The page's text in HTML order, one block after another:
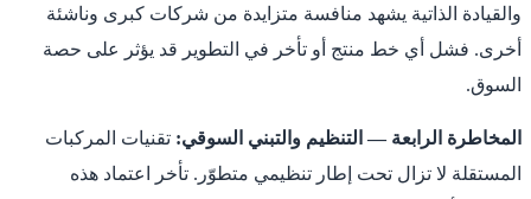
والقيادة الذاتية يشهد منافسة متزايدة من شركات كبرى وناشئة
أخرى. فشل أي خط منتج أو تأخر في التطوير قد يؤثر على حصة
السوق.
المخاطرة الرابعة — التنظيم والتبني السوقي: تقنيات المركبات
المستقلة لا تزال تحت إطار تنظيمي متطوّر. تأخر اعتماد هذه